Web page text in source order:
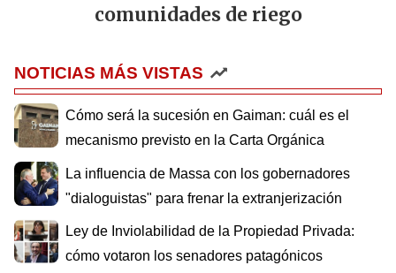
comunidades de riego
NOTICIAS MÁS VISTAS
Cómo será la sucesión en Gaiman: cuál es el
mecanismo previsto en la Carta Orgánica
La influencia de Massa con los gobernadores
"dialoguistas" para frenar la extranjerización
Ley de Inviolabilidad de la Propiedad Privada:
cómo votaron los senadores patagónicos